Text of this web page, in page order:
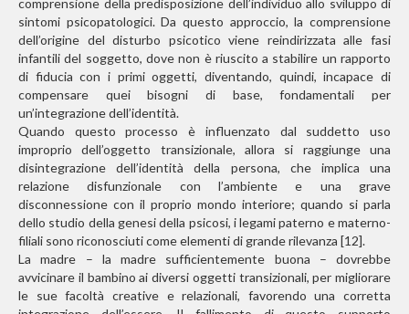
comprensione della predisposizione dell’individuo allo sviluppo di
sintomi psicopatologici. Da questo approccio, la comprensione
dell’origine del disturbo psicotico viene reindirizzata alle fasi
infantili del soggetto, dove non è riuscito a stabilire un rapporto
di fiducia con i primi oggetti, diventando, quindi, incapace di
compensare quei bisogni di base, fondamentali per
un’integrazione dell’identità.
Quando questo processo è influenzato dal suddetto uso
improprio dell’oggetto transizionale, allora si raggiunge una
disintegrazione dell’identità della persona, che implica una
relazione disfunzionale con l’ambiente e una grave
disconnessione con il proprio mondo interiore; quando si parla
dello studio della genesi della psicosi, i legami paterno e materno-
filiali sono riconosciuti come elementi di grande rilevanza [12].
La madre – la madre sufficientemente buona – dovrebbe
avvicinare il bambino ai diversi oggetti transizionali, per migliorare
le sue facoltà creative e relazionali, favorendo una corretta